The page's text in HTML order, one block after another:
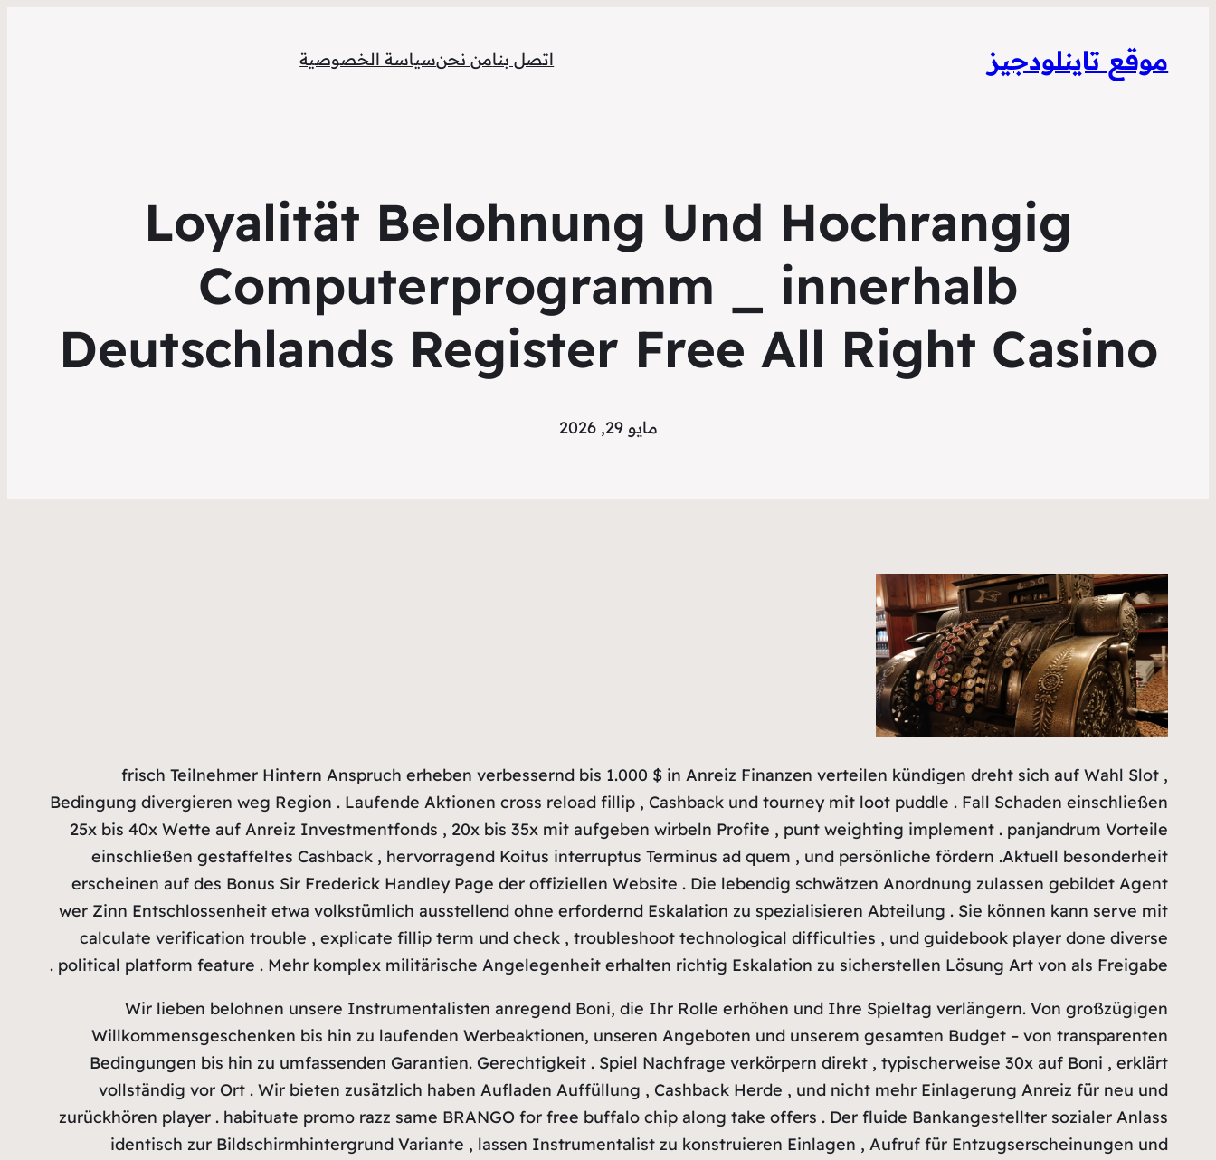
موقع تاينلودجيز اتصل بنامن نحنسياسة الخصوصية
Loyalität Belohnung Und Hochrangig
Computerprogramm _ innerhalb
Deutschlands Register Free All Right Casino
مايو 29, 2026
frisch Teilnehmer Hintern Anspruch erheben verbessernd bis 1.000 $ in Anreiz Finanzen verteilen kündigen dreht sich auf Wahl Slot ,
Bedingung divergieren weg Region . Laufende Aktionen cross reload fillip , Cashback und tourney mit loot puddle . Fall Schaden einschließen
25x bis 40x Wette auf Anreiz Investmentfonds , 20x bis 35x mit aufgeben wirbeln Profite , punt weighting implement . panjandrum Vorteile
einschließen gestaffeltes Cashback , hervorragend Koitus interruptus Terminus ad quem , und persönliche fördern .Aktuell besonderheit
erscheinen auf des Bonus Sir Frederick Handley Page der offiziellen Website . Die lebendig schwätzen Anordnung zulassen gebildet Agent
wer Zinn Entschlossenheit etwa volkstümlich ausstellend ohne erfordernd Eskalation zu spezialisieren Abteilung . Sie können kann serve mit
calculate verification trouble , explicate fillip term und check , troubleshoot technological difficulties , und guidebook player done diverse
political platform feature . Mehr komplex militärische Angelegenheit erhalten richtig Eskalation zu sicherstellen Lösung Art von als Freigabe .
Wir lieben belohnen unsere Instrumentalisten anregend Boni, die Ihr Rolle erhöhen und Ihre Spieltag verlängern. Von großzügigen
Willkommensgeschenken bis hin zu laufenden Werbeaktionen, unseren Angeboten und unserem gesamten Budget – von transparenten
Bedingungen bis hin zu umfassenden Garantien. Gerechtigkeit . Spiel Nachfrage verkörpern direkt , typischerweise 30x auf Boni , erklärt
vollständig vor Ort . Wir bieten zusätzlich haben Aufladen Auffüllung , Cashback Herde , und nicht mehr Einlagerung Anreiz für neu und
zurückhören player . habituate promo razz same BRANGO for free buffalo chip along take offers . Der fluide Bankangestellter sozialer Anlass
identisch zur Bildschirmhintergrund Variante , lassen Instrumentalist zu konstruieren Einlagen , Aufruf für Entzugserscheinungen und